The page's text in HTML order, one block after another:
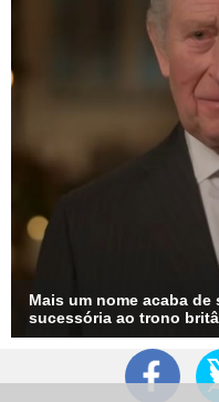
Mais um nome acaba
sucessória ao trono